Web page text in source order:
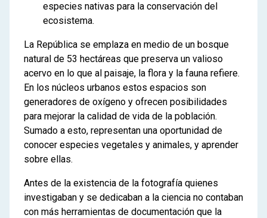
especies nativas para la conservación del
ecosistema.
La República se emplaza en medio de un bosque
natural de 53 hectáreas que preserva un valioso
acervo en lo que al paisaje, la flora y la fauna refiere.
En los núcleos urbanos estos espacios son
generadores de oxígeno y ofrecen posibilidades
para mejorar la calidad de vida de la población.
Sumado a esto, representan una oportunidad de
conocer especies vegetales y animales, y aprender
sobre ellas.
Antes de la existencia de la fotografía quienes
investigaban y se dedicaban a la ciencia no contaban
con más herramientas de documentación que la